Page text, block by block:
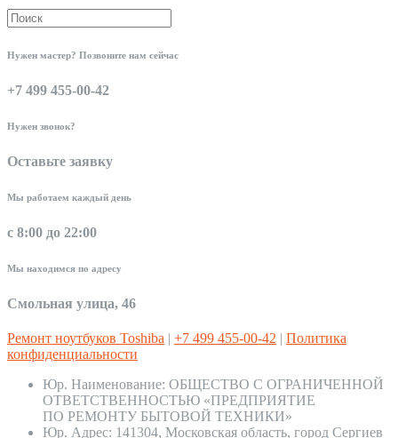
Нужен мастер? Позвоните нам сейчас
+7 499 455-00-42
Нужен звонок?
Оставьте заявку
Мы работаем каждый день
с 8:00 до 22:00
Мы находимся по адресу
Смольная улица, 46
Ремонт ноутбуков Toshiba | +7 499 455-00-42 | Политика
конфиденциальности
Юр. Наименование: ОБЩЕСТВО С ОГРАНИЧЕННОЙ
ОТВЕТСТВЕННОСТЬЮ «ПРЕДПРИЯТИЕ
ПО РЕМОНТУ БЫТОВОЙ ТЕХНИКИ»
Юр. Адрес: 141304, Московская область, город Сергиев